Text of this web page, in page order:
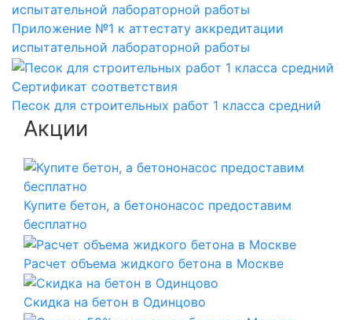
Приложение №1 к аттестату аккредитации
испытательной лабораторной работы
Сертификат соответствия
Песок для строительных работ 1 класса средний
Акции
Купите бетон, а бетононасос предоставим
бесплатно
Расчет объема жидкого бетона в Москве
Скидка на бетон в Одинцово